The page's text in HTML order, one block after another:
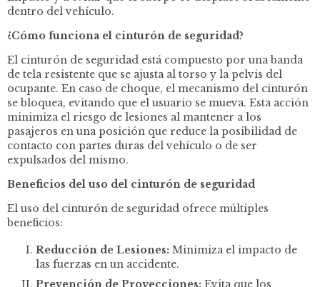
dentro del vehículo.
¿Cómo funciona el cinturón de seguridad?
El cinturón de seguridad está compuesto por una banda
de tela resistente que se ajusta al torso y la pelvis del
ocupante. En caso de choque, el mecanismo del cinturón
se bloquea, evitando que el usuario se mueva. Esta acción
minimiza el riesgo de lesiones al mantener a los
pasajeros en una posición que reduce la posibilidad de
contacto con partes duras del vehículo o de ser
expulsados del mismo.
Beneficios del uso del cinturón de seguridad
El uso del cinturón de seguridad ofrece múltiples
beneficios:
Reducción de Lesiones: Minimiza el impacto de
las fuerzas en un accidente.
Prevención de Proyecciones: Evita que los